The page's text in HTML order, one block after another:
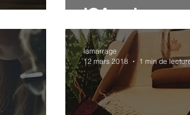
IGA extra
lamarrage
12 mars 2018
1 min de